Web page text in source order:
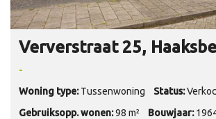
Ververstraat 25,
-
Woning type: Tussenwoning Status:
Gebruiksopp. wonen:98 m² Bouwjaar: